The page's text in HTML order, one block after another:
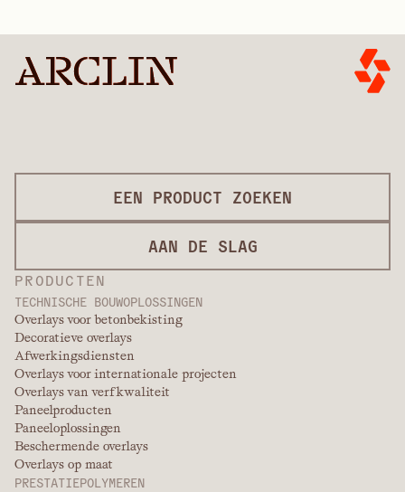
PRODUCTEN
TECHNISCHE BOUWOPLOSSINGEN
Overlays voor betonbekisting
Decoratieve overlays
Afwerkingsdiensten
Overlays voor internationale projecten
Overlays van verfkwaliteit
Paneelproducten
Paneeloplossingen
Beschermende overlays
Overlays op maat
PRESTATIEPOLYMEREN
EEN PRODUCT ZOEKEN
AAN DE SLAG